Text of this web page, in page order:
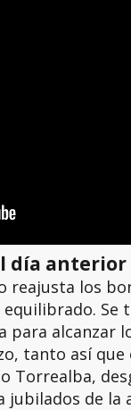
día anterior
reajusta los
Se
alcanzar
tanto así que
Torrealba,
jubilados de la